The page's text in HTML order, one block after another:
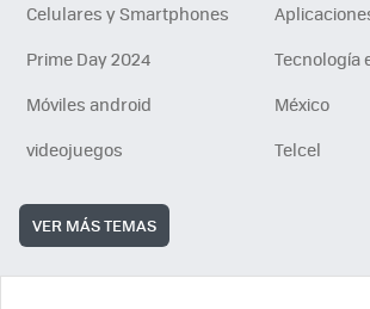
Celulares y Smartphones
Prime Day 2024
Tecnología
Móviles android
México
videojuegos
Telcel
VER MÁS TEMAS